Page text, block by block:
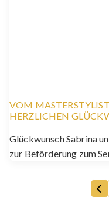
VOM
HERZLICHEN
Glückwunsch Sabrina
zur Beförderung zum